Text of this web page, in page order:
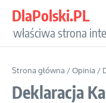
DlaPolski.PL
właściwa strona
Strona główna /Opinia /
Deklaracja